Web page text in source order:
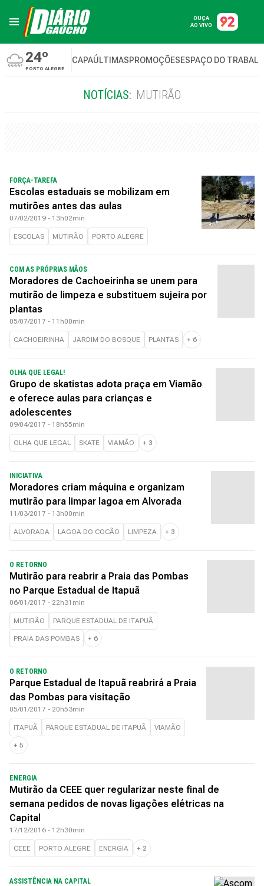
OUÇA
AO VIVO
24º
PORTO ALEGRE
CAPAÚLTIMASPROMOÇÕESESPAÇO DO
NOTÍCIAS: MUTIRÃO
FORÇA-TAREFA
Escolas estaduais se mobilizam em
mutirões antes das aulas
07/02/2019 - 13h02min
ESCOLAS MUTIRÃO PORTO ALEGRE
COM AS PRÓPRIAS MÃOS
Moradores de Cachoeirinha se unem para
mutirão de limpeza e substituem sujeira por
plantas
05/07/2017 - 11h00min
CACHOEIRINHA JARDIM DO BOSQUE PLANTAS + 6
OLHA QUE LEGAL!
Grupo de skatistas adota praça em Viamão
e oferece aulas para crianças e
adolescentes
09/04/2017 - 18h55min
OLHA QUE LEGAL SKATE VIAMÃO + 3
INICIATIVA
Moradores criam máquina e organizam
mutirão para limpar lagoa em Alvorada
11/03/2017 - 13h00min
ALVORADA LAGOA DO COCÃO LIMPEZA + 3
O RETORNO
Mutirão para reabrir a Praia das Pombas
no Parque Estadual de Itapuã
06/01/2017 - 22h31min
MUTIRÃO PARQUE ESTADUAL DE ITAPUÃ
PRAIA DAS POMBAS + 6
O RETORNO
Parque Estadual de Itapuã reabrirá a Praia
das Pombas para visitação
05/01/2017 - 20h53min
ITAPUÃ PARQUE ESTADUAL DE ITAPUÃ VIAMÃO
+ 5
ENERGIA
Mutirão da CEEE quer regularizar neste final de
semana pedidos de novas ligações elétricas na
Capital
17/12/2016 - 12h30min
CEEE PORTO ALEGRE ENERGIA + 2
ASSISTÊNCIA NA CAPITAL